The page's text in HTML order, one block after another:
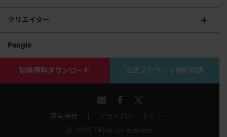
クリエイター
Pangle
媒体資料ダウンロード 広告アカウント無料登録
© 2026 TikTok for Business.
運営会社 プライバシーポリシー